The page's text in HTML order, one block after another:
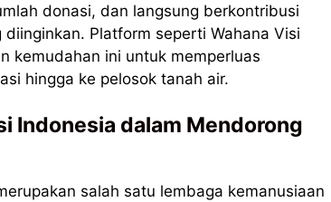
donasi, dan langsung berkontribusi
Platform seperti Wahana Visi
kemudahan ini untuk memperluas
hingga ke pelosok tanah air.
Indonesia dalam Mendorong
salah satu lembaga kemanusiaan